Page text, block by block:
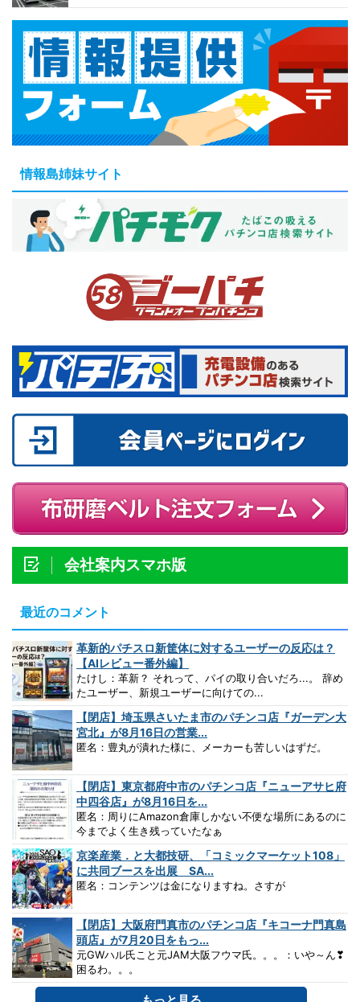
情報島姉妹サイト
会社案内スマホ版
最近のコメント
革新的パチスロ新筐体に対するユーザーの反応は？
【AIレビュー番外編】
たけし：革新？ それって、パイの取り合いだろ...。 辞め
たユーザー、新規ユーザーに向けての...
【閉店】埼玉県さいたま市のパチンコ店『ガーデン大
宮北』が8月16日の営業...
匿名：豊丸が潰れた様に、メーカーも苦しいはずだ。
【閉店】東京都府中市のパチンコ店『ニューアサヒ府
中四谷店』が8月16日を...
匿名：周りにAmazon倉庫しかない不便な場所にあるのに
今までよく生き残っていたなぁ
京楽産業．と大都技研、「コミックマーケット108」
に共同ブースを出展 SA...
匿名：コンテンツは金になりますね。さすが
【閉店】大阪府門真市のパチンコ店『キコーナ門真島
頭店』が7月20日をもっ...
元GWハル氏こと元JAM大阪フウマ氏。。。：いや～ん❣
困るわ。。。